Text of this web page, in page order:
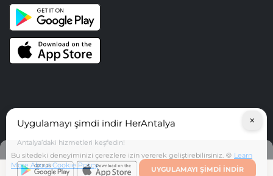
© HerAntalya. 2026. Tüm Hakları Saklıdır
Uygulamayı şimdi indir HerAntalya
Antalya’daki hizmetleri keşfedin!
UYGULAMAYI ŞIMDI INDIR
×
Bu sitedeki deneyiminizi çerezlere izin vererek geliştirebilirsiniz. 🍪 Learn
More About Cookie Policy